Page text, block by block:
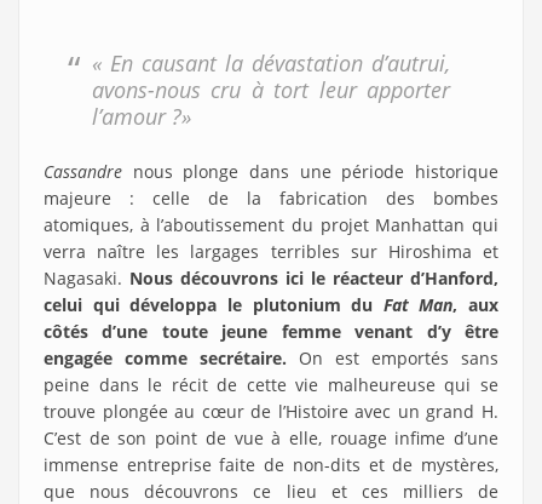
« En causant la dévastation d’autrui,
avons-nous cru à tort leur apporter
l’amour ?»
Cassandre nous plonge dans une période historique
majeure : celle de la fabrication des bombes
atomiques, à l’aboutissement du projet Manhattan qui
verra naître les largages terribles sur Hiroshima et
Nagasaki. Nous découvrons ici le réacteur d’Hanford,
celui qui développa le plutonium du Fat Man, aux
côtés d’une toute jeune femme venant d’y être
engagée comme secrétaire. On est emportés sans
peine dans le récit de cette vie malheureuse qui se
trouve plongée au cœur de l’Histoire avec un grand H.
C’est de son point de vue à elle, rouage infime d’une
immense entreprise faite de non-dits et de mystères,
que nous découvrons ce lieu et ces milliers de